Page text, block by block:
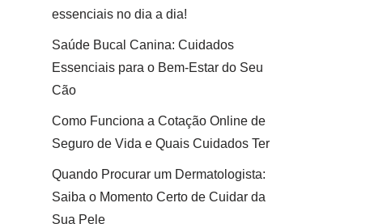
essenciais no dia a dia!
Saúde Bucal Canina: Cuidados
Essenciais para o Bem-Estar do Seu
Cão
Como Funciona a Cotação Online de
Seguro de Vida e Quais Cuidados Ter
Quando Procurar um Dermatologista:
Saiba o Momento Certo de Cuidar da
Sua Pele